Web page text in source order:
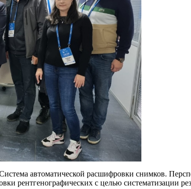
автоматической расшифровки снимков.
рентгенографических с целью систематизации